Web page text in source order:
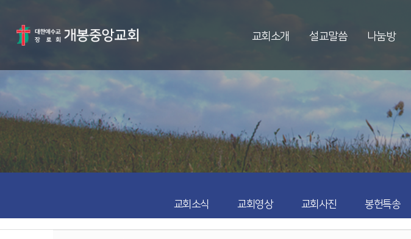
교회소개 설교말씀 나눔방
교회소식 교회영상 교회사진 봉헌특송